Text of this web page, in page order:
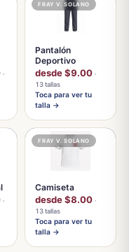
·
FRAY V. SOLANO
Pantalón
Deportivo
desde $9.00 ·
13 tallas
Toca para ver tu
talla →
·
FRAY V. SOLANO
Camiseta
desde $8.00 ·
13 tallas
Toca para ver tu
talla →